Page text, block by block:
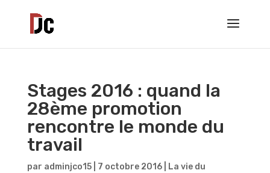
Stages 2016 : quand la
28ème promotion
rencontre le monde du
travail
par adminjco15| 7 octobre 2016|
La vie du